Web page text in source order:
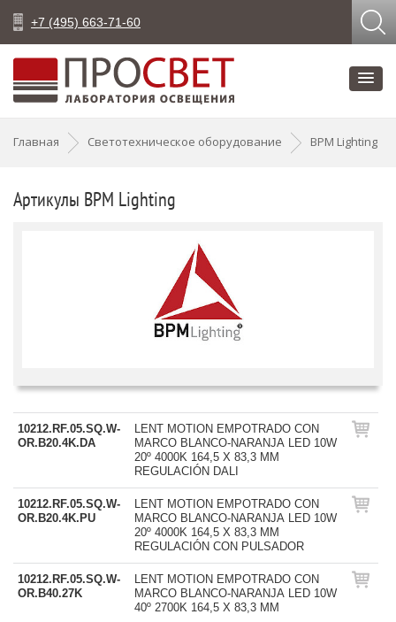
+7 (495) 663-71-60
Главная Светотехническое оборудование BPM Lighting
Артикулы BPM Lighting
10212.RF.05.SQ.W-
OR.B20.4K.DA
LENT MOTION EMPOTRADO CON
MARCO BLANCO-NARANJA LED 10W
20º 4000K 164,5 X 83,3 MM
REGULACIÓN DALI
10212.RF.05.SQ.W-
OR.B20.4K.PU
LENT MOTION EMPOTRADO CON
MARCO BLANCO-NARANJA LED 10W
20º 4000K 164,5 X 83,3 MM
REGULACIÓN CON PULSADOR
10212.RF.05.SQ.W-
OR.B40.27K
LENT MOTION EMPOTRADO CON
MARCO BLANCO-NARANJA LED 10W
40º 2700K 164,5 X 83,3 MM